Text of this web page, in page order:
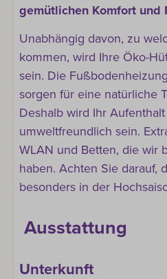
gemütlichen Komfort und
Unabhängig davon, zu
kommen, wird Ihre Öko-
sein. Die
sorgen für eine natürliche
Deshalb wird Ihr
umweltfreundlich sein.
WLAN und Betten, die wir
haben. Achten Sie darauf,
besonders in der
Ausstattung
Unterkunft